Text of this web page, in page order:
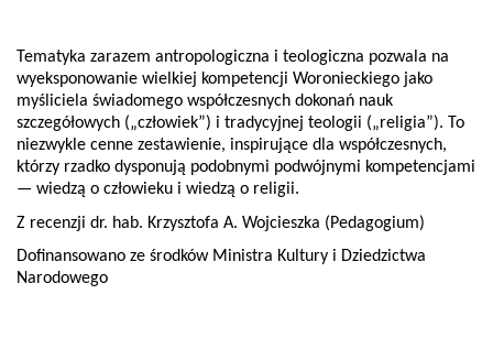
Tematyka zarazem antropologiczna i teologiczna pozwala na
wyeksponowanie wielkiej kompetencji Woronieckiego jako
myśliciela świadomego współczesnych dokonań nauk
szczegółowych („człowiek”) i tradycyjnej teologii („religia”). To
niezwykle cenne zestawienie, inspirujące dla współczesnych,
którzy rzadko dysponują podobnymi podwójnymi kompetencjami
— wiedzą o człowieku i wiedzą o religii.
Z recenzji dr. hab. Krzysztofa A. Wojcieszka (Pedagogium)
Dofinansowano ze środków Ministra Kultury i Dziedzictwa
Narodowego